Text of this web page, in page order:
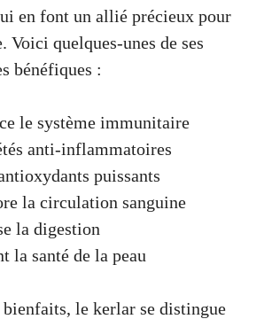
en font un allié précieux pour
Voici quelques-unes de ses
bénéfiques :
le système immunitaire
anti-inflammatoires
puissants
la circulation sanguine
la digestion
la santé de la peau
bienfaits, le kerlar se distingue